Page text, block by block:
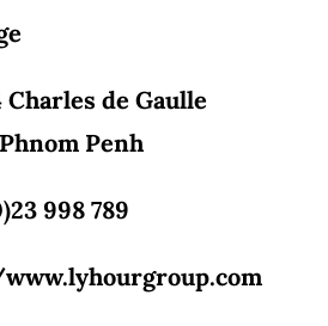
Charles de Gaulle
Penh
998 789